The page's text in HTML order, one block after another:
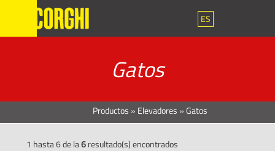
ES
Gatos
Productos » Elevadores »Gatos
1 hasta 6 de la6resultado(s) encontrados